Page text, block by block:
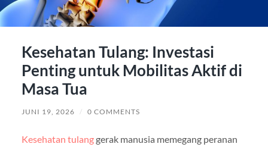
Kesehatan Tulang: Investasi
Penting untuk Mobilitas Aktif di
Masa Tua
JUNI 19, 2026 / 0 COMMENTS
Kesehatan tulanggerak manusia memegang peranan